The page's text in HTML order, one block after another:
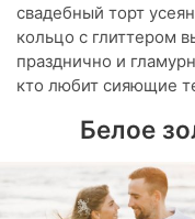
свадебный торт
кольцо с глиттером
празднично и
кто любит сияющие
Белое